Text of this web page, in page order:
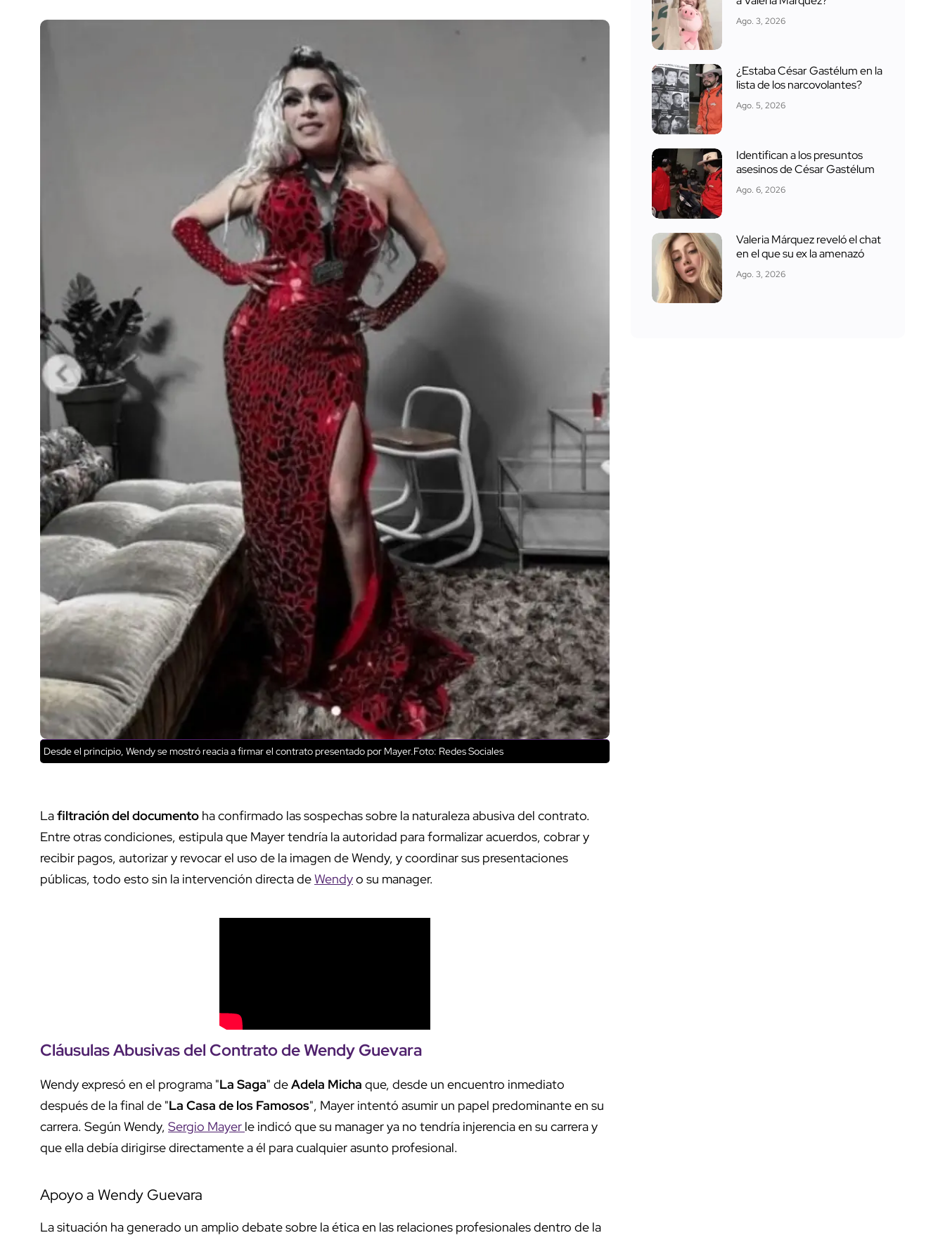
Desde el principio, Wendy se mostró reacia a firmar el contrato presentado por Mayer.Foto: Redes Sociales
Lafiltración del documento ha confirmado las sospechas sobre la naturaleza abusiva del contrato.
Entre otras condiciones, estipula que Mayer tendría la autoridad para formalizar acuerdos, cobrar y
recibir pagos, autorizar y revocar el uso de la imagen de Wendy, y coordinar sus presentaciones
públicas, todo esto sin la intervención directa deWendyo su manager.
Cláusulas Abusivas del Contrato de Wendy Guevara
Wendy expresó en el programa "La Saga" deAdela Micha que, desde un encuentro inmediato
después de la final de "La Casa de los Famosos", Mayer intentó asumir un papel predominante en su
carrera. Según Wendy, Sergio Mayer le indicó que su manager ya no tendría injerencia en su carrera y
que ella debía dirigirse directamente a él para cualquier asunto profesional.
Apoyo a Wendy Guevara
La situación ha generado un amplio debate sobre la ética en las relaciones profesionales dentro de la
Ago. 3, 2026
¿Estaba César Gastélum en la
lista de los narcovolantes?
Ago. 5, 2026
Identifican a los presuntos
asesinos de César Gastélum
Ago. 6, 2026
Valeria Márquez reveló el chat
en el que su ex la amenazó
Ago. 3, 2026